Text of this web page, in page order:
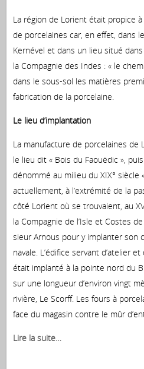
La région de Lorient était propice à
de porcelaines car, en effet, dans
Kernével et dans un lieu situé
la Compagnie des Indes : « le
dans le sous-sol les matières
fabrication de la porcelaine.
Le lieu d’implantation
La manufacture de porcelaines de
le lieu dit « Bois du Faouëdic »,
dénommé au milieu du XIX° siècle
actuellement, à l’extrémité de la
côté Lorient où se trouvaient, au
la Compagnie de l’Isle et Costes
sieur Arnous pour y implanter son
navale. L’édifice servant d’atelier
était implanté à la pointe nord du
sur une longueur d’environ vingt
rivière, Le Scorff. Les fours à
face du magasin contre le mûr
Lire la suite…